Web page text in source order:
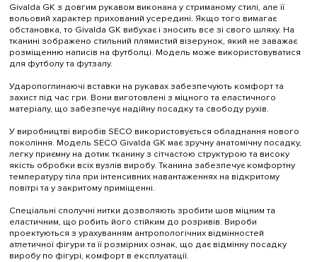
Givalda GK з довгим рукавом виконана у стриманому стилі, але її
вольовий характер прихований усередині. Якщо того вимагає
обстановка, то Givalda GK вибухає і зносить все зі свого шляху. На
тканині зображено стильний плямистий візерунок, який не заважає
розміщенню написів на футболці. Модель може використовуватися
для футболу та футзалу.
Ударопоглинаючі вставки на рукавах забезпечують комфорт та
захист під час гри. Вони виготовлені з міцного та еластичного
матеріалу, що забезпечує надійну посадку та свободу рухів.
У виробництві виробів SECO використовується обладнання нового
покоління. Модель SECO Givalda GK має зручну анатомічну посадку,
легку приємну на дотик тканину з сітчастою структурою та високу
якість обробки всіх вузлів виробу. Тканина забезпечує комфортну
температуру тіла при інтенсивних навантаженнях на відкритому
повітрі та у закритому приміщенні.
Спеціальні сполучні нитки дозволяють зробити шов міцним та
еластичним, що робить його стійким до розривів. Вироби
проектуються з урахуванням антропологічних відмінностей
атлетичної фігури та її розмірних ознак, що дає відмінну посадку
виробу по фігурі, комфорт в експлуатації.